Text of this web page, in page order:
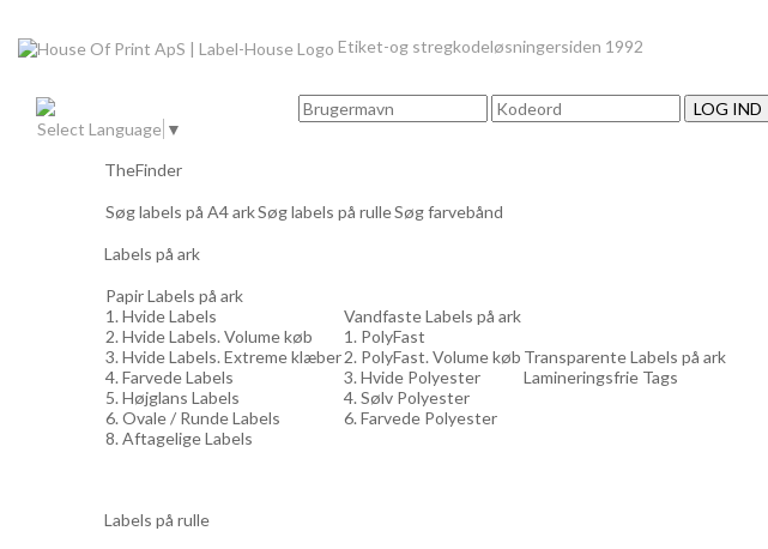
Etiket-og stregkodeløsningersiden 1992
Select Language ▼
LOG IND
TheFinder
Søg labels på A4 arkSøg labels på rulleSøg farvebånd
Labels på ark
Papir Labels på ark
1. Hvide Labels
2. Hvide Labels. Volume køb
3. Hvide Labels. Extreme klæber
4. Farvede Labels
5. Højglans Labels
6. Ovale / Runde Labels
8. Aftagelige Labels
Vandfaste Labels på ark
1. PolyFast
2. PolyFast. Volume køb
3. Hvide Polyester
4. Sølv Polyester
6. Farvede Polyester
Transparente Labels på ark
Lamineringsfrie Tags
Labels på rulle